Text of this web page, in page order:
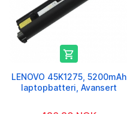

LENOVO 45K1275, 5200mAh
laptopbatteri, Avansert